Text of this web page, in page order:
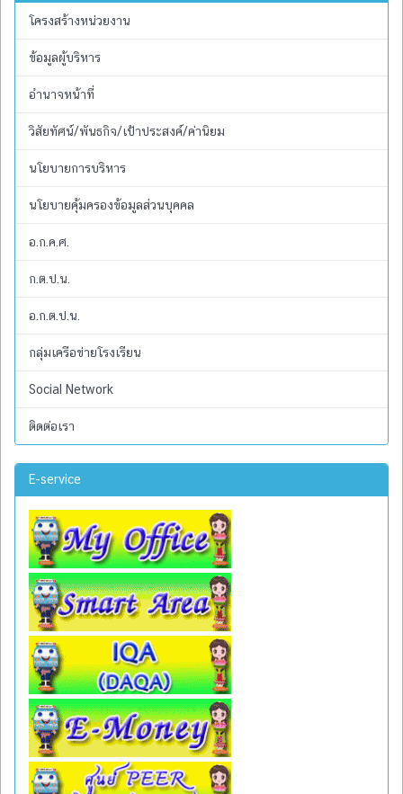
โครงสร้างหน่วยงาน
ข้อมูลผู้บริหาร
อำนาจหน้าที่
วิสัยทัศน์/พันธกิจ/เป้าประสงค์/ค่านิยม
นโยบายการบริหาร
นโยบายคุ้มครองข้อมูลส่วนบุคคล
อ.ก.ค.ศ.
ก.ต.ป.น.
อ.ก.ต.ป.น.
กลุ่มเครือข่ายโรงเรียน
Social Network
ติดต่อเรา
E-service